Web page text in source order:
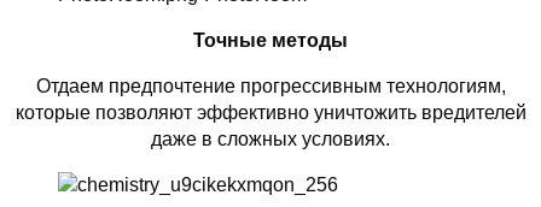
Точные методы
Отдаем предпочтение прогрессивным технологиям,
которые позволяют эффективно уничтожить вредителей
даже в сложных условиях.